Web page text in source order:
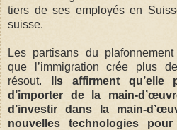
tiers de ses employés en
suisse.
Les partisans du
que l’immigration crée plus
résout.
Ils affirment qu’elle
d’importer de la main-
d’investir dans la main-
nouvelles technologies